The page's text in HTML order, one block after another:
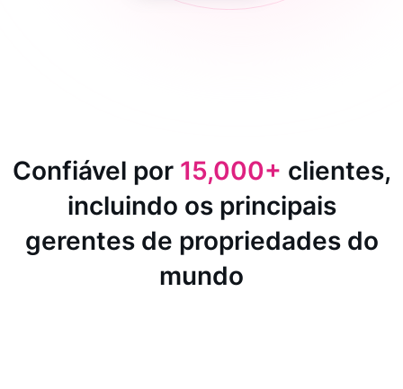
Confiável por 15,000+ clientes,
incluindo os principais
gerentes de propriedades do
mundo